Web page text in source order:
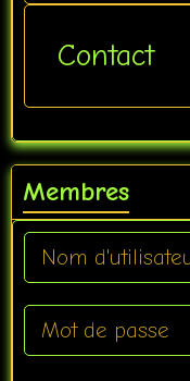
Contact
Membres